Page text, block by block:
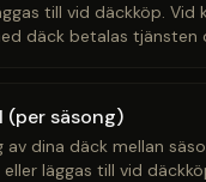
till vid däckköp. Vid
däck betalas tjänsten
(per säsong)
av dina däck mellan
läggas till vid